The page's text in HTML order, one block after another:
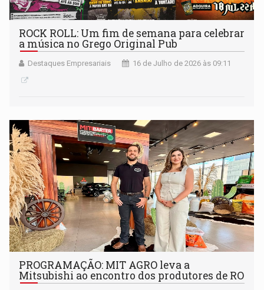
ROCK ROLL: Um fim de semana para celebrar
a música no Grego Original Pub
Destaques Empresariais 16 de Julho de 2026 às 09:11
PROGRAMAÇÃO: MIT AGRO leva a
Mitsubishi ao encontro dos produtores de RO